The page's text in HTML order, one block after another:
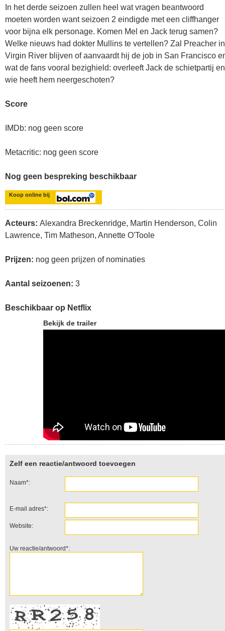
In het derde seizoen zullen heel wat vragen beantwoord
moeten worden want seizoen 2 eindigde met een cliffhanger
voor bijna elk personage. Komen Mel en Jack terug samen?
Welke nieuws had dokter Mullins te vertellen? Zal Preacher in
Virgin River blijven of aanvaardt hij de job in San Francisco
wat de fans vooral bezighield: overleeft Jack de schietpartij en
wie heeft hem neergeschoten?
Score
IMDb: nog geen score
Metacritic: nog geen score
Nog geen bespreking beschikbaar
Koop online bij
Acteurs: Alexandra Breckenridge, Martin Henderson, Colin
Lawrence, Tim Matheson, Annette O'Toole
Prijzen: nog geen prijzen of nominaties
Aantal seizoenen: 3
Beschikbaar op Netflix
Bekijk de trailer
Zelf een reactie/antwoord toevoegen
Naam*:
E-mail adres*:
Website:
Uw reactie/antwoord*: